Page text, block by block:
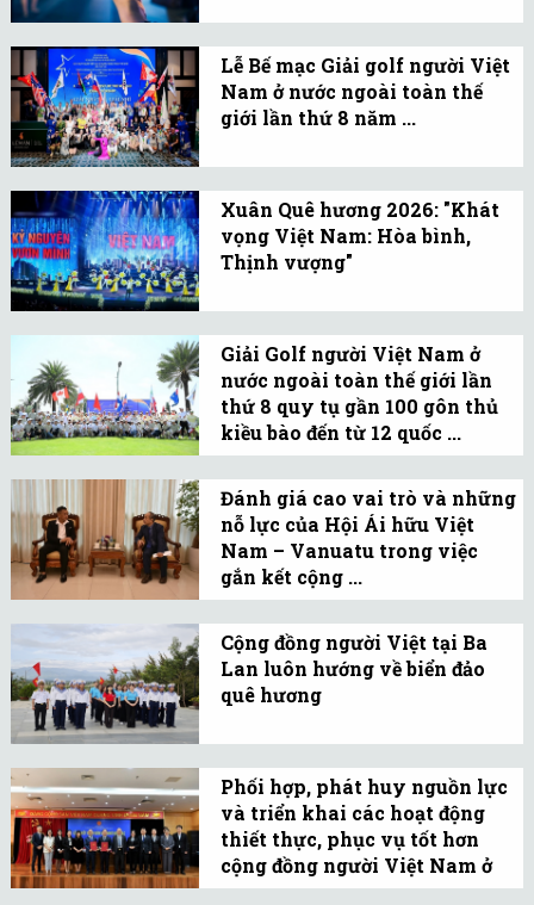
động năm 2026 với sự bứt
phá mạnh về mặt chỉ số.
Lễ Bế mạc Giải golf người Việt
Nam ở nước ngoài toàn thế
giới lần thứ 8 năm ...
ngày 4-6/1/2026), Giải
Golf người Việt Nam ở
nước ngoài toàn thế giới
lần thứ 8 đã khép lại
thành công.
Xuân Quê hương 2026: "Khát
vọng Việt Nam: Hòa bình,
Thịnh vượng"
"Khát vọng Việt Nam:
Hòa bình, Thịnh vượng"
vào ngày 8/2/2026 (tức
ngày 21 tháng Chạp năm
Ất Tỵ).
Giải Golf người Việt Nam ở
nước ngoài toàn thế giới lần
thứ 8 quy tụ gần 100 gôn thủ
kiều bào đến từ 12 quốc ...
Giải Golf người Việt Nam
ở nước ngoài toàn thế
giới lần thứ 8 chính thức
khởi tranh từ ngày 4 -
6/1/2026.
Đánh giá cao vai trò và những
nỗ lực của Hội Ái hữu Việt
Nam – Vanuatu trong việc
gắn kết cộng ...
Ngày 30/12, đại sứ
Nguyễn Trung Kiên, Chủ
nhiệm Ủy ban Nhà nước
về người Việt Nam ở nước
ngoài tiếp ông Đỗ Văn Dự,
Chủ tịch Hội Ái hữu Việt
Nam–Vanuatu.
Cộng đồng người Việt tại Ba
Lan luôn hướng về biển đảo
quê hương
nước ngoài và CLB Hoàng
Sa-Trường Sa tại Ba Lan
thăm Lữ đoàn 146, Bộ Tư
lệnh Vùng 4 Hải quân.
Phối hợp, phát huy nguồn lực
và triển khai các hoạt động
thiết thực, phục vụ tốt hơn
cộng đồng người Việt Nam ở
nước ...